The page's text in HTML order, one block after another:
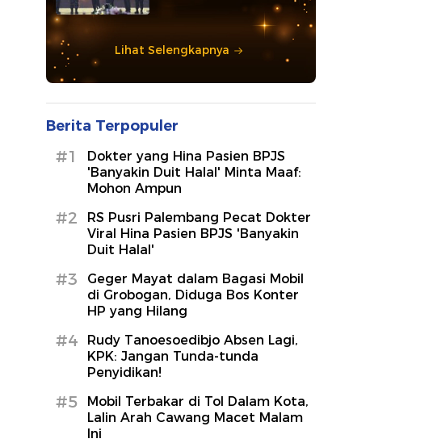
Lihat Selengkapnya
Berita Terpopuler
#1
Dokter yang Hina Pasien BPJS
'Banyakin Duit Halal' Minta Maaf:
Mohon Ampun
#2
RS Pusri Palembang Pecat Dokter
Viral Hina Pasien BPJS 'Banyakin
Duit Halal'
#3
Geger Mayat dalam Bagasi Mobil
di Grobogan, Diduga Bos Konter
HP yang Hilang
#4
Rudy Tanoesoedibjo Absen Lagi,
KPK: Jangan Tunda-tunda
Penyidikan!
#5
Mobil Terbakar di Tol Dalam Kota,
Lalin Arah Cawang Macet Malam
Ini